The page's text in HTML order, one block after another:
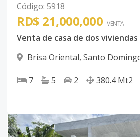
Código: 5918
RD$ 21,000,000 VENTA
Venta de casa de dos
Brisa Oriental, Santo
7 5 2 380.4 Mt2